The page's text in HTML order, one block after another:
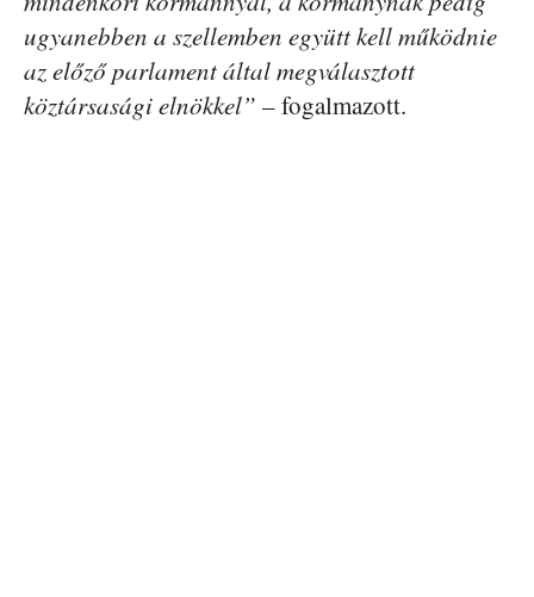
ugyanebben a szellemben együtt kell működnie
az előző parlament által megválasztott
köztársasági elnökkel” – fogalmazott.